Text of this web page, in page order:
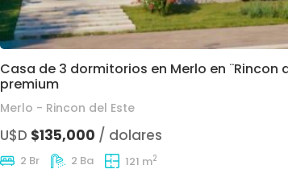
Casa de 3 dormitorios en Merlo en ¨Rincon
premium
Merlo - Rincon del Este
U$D $135,000 / dolares
2 Br 2 Ba 121 m2